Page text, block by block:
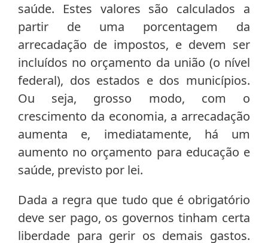
saúde. Estes valores são calculados a
partir de uma porcentagem da
arrecadação de impostos, e devem ser
incluídos no orçamento da união (o nível
federal), dos estados e dos municípios.
Ou seja, grosso modo, com o
crescimento da economia, a arrecadação
aumenta e, imediatamente, há um
aumento no orçamento para educação e
saúde, previsto por lei.
Dada a regra que tudo que é obrigatório
deve ser pago, os governos tinham certa
liberdade para gerir os demais gastos.